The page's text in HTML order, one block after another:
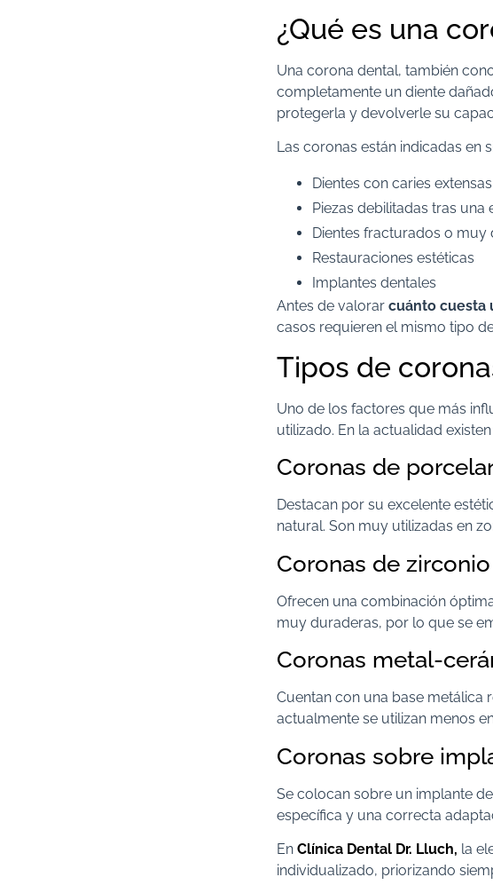
¿Qué es una
Una corona dental, también
completamente un diente
protegerla y devolverle su
Las coronas están indicadas en
Dientes con caries extensas
Piezas debilitadas tras una
Dientes fracturados o muy
Restauraciones estéticas
Implantes dentales
Antes de valorar cuánto cuesta
casos requieren el mismo tipo
Tipos de
Uno de los factores que más
utilizado. En la actualidad
Coronas de
Destacan por su excelente
natural. Son muy utilizadas en
Coronas de zirconio
Ofrecen una combinación
muy duraderas, por lo que se
Coronas metal-
Cuentan con una base metálica
actualmente se utilizan menos
Coronas sobre
Se colocan sobre un implante
específica y una correcta
En Clínica Dental Dr. Lluch, la
individualizado, priorizando